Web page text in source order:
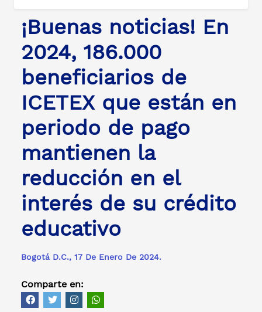
¡Buenas noticias! En
2024, 186.000
beneficiarios de
ICETEX que están en
periodo de pago
mantienen la
reducción en el
interés de su crédito
educativo
Bogotá D.C., 17 De Enero De 2024.
Comparte en: